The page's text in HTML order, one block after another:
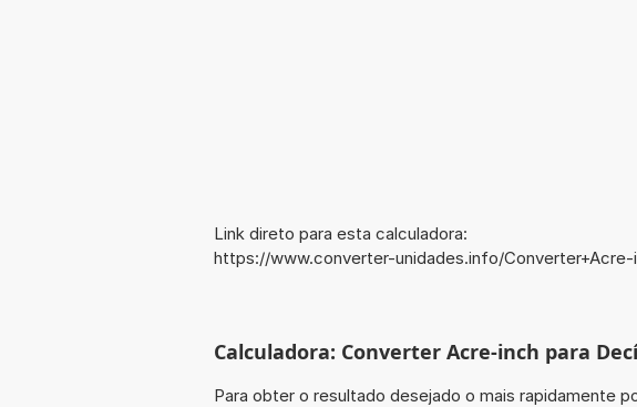
Link direto para esta calculadora:
https://www.converter-unidades.info/
Calculadora: Converter Acre-inch para
Para obter o resultado desejado o mais rapidamente